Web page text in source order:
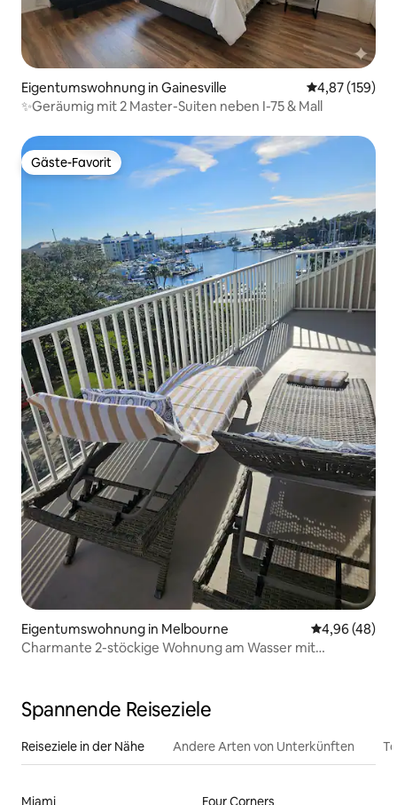
Eigentumswohnung in Gainesville
4,87 (159)
✨️Geräumig mit 2 Master-Suiten neben I-75 & Mall
Gäste-Favorit
Gäste-Favorit
Eigentumswohnung in Melbourne
4,96 (48)
Charmante 2-stöckige Wohnung am Wasser mit
Spannende Reiseziele
Reiseziele in der Nähe Andere Arten von Unterkünften
Miami
Four Corners